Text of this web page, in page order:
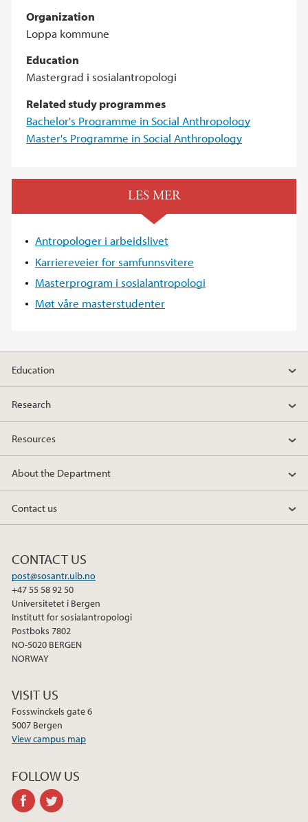
Organization
Loppa kommune
Education
Mastergrad i sosialantropologi
Related study programmes
Bachelor's Programme in Social Anthropology
Master's Programme in Social Anthropology
LES MER
Antropologer i arbeidslivet
Karriereveier for samfunnsvitere
Masterprogram i sosialantropologi
Møt våre masterstudenter
Education
Research
Resources
About the Department
Contact us
CONTACT US
post@sosantr.uib.no
+47 55 58 92 50
Universitetet i Bergen
Institutt for sosialantropologi
Postboks 7802
NO-5020 BERGEN
NORWAY
VISIT US
Fosswinckels gate 6
5007 Bergen
View campus map
FOLLOW US
facebook